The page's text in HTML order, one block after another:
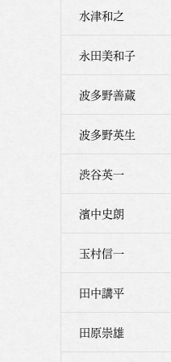
水津和之
永田美和子
波多野善蔵
波多野英生
渋谷英一
濱中史朗
玉村信一
田中講平
田原崇雄